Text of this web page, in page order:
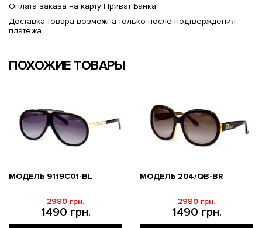
Оплата заказа на карту Приват Банка.
Доставка товара возможна только после подтверждения
платежа.
ПОХОЖИЕ ТОВАРЫ
МОДЕЛЬ 9119С01-BL
1490 грн.
2980 грн.
МОДЕЛЬ 204/QB-BR
1490 грн.
2980 грн.